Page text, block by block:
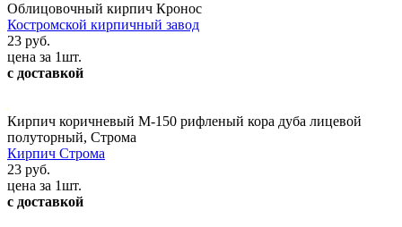
Облицовочный кирпич Кронос
Костромской кирпичный завод
23 руб.
цена за 1шт.
с доставкой
Кирпич коричневый М-150 рифленый кора дуба лицевой
полуторный, Строма
Кирпич Строма
23 руб.
цена за 1шт.
с доставкой